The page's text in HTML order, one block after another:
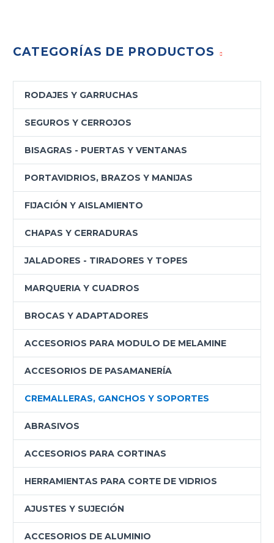
CATEGORÍAS DE PRODUCTOS
RODAJES Y GARRUCHAS
SEGUROS Y CERROJOS
BISAGRAS - PUERTAS Y VENTANAS
PORTAVIDRIOS, BRAZOS Y MANIJAS
FIJACIÓN Y AISLAMIENTO
CHAPAS Y CERRADURAS
JALADORES - TIRADORES Y TOPES
MARQUERIA Y CUADROS
BROCAS Y ADAPTADORES
ACCESORIOS PARA MODULO DE MELAMINE
ACCESORIOS DE PASAMANERÍA
CREMALLERAS, GANCHOS Y SOPORTES
ABRASIVOS
ACCESORIOS PARA CORTINAS
HERRAMIENTAS PARA CORTE DE VIDRIOS
AJUSTES Y SUJECIÓN
ACCESORIOS DE ALUMINIO